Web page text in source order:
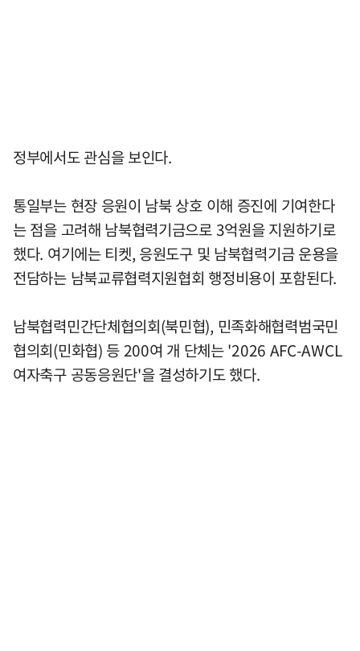
정부에서도 관심을 보인다.
통일부는 현장 응원이 남북 상호 이해 증진에 기여한다
는 점을 고려해 남북협력기금으로 3억원을 지원하기로
했다. 여기에는 티켓, 응원도구 및 남북협력기금 운용을
전담하는 남북교류협력지원협회 행정비용이 포함된다.
남북협력민간단체협의회(북민협), 민족화해협력범국민
협의회(민화협) 등 200여 개 단체는 '2026 AFC-AWCL
여자축구 공동응원단'을 결성하기도 했다.